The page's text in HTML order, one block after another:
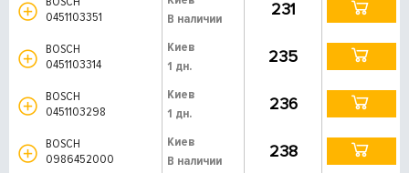
0451103351
В наличии
231
BOSCH
0451103314
Киев
1 дн.
235
BOSCH
0451103298
Киев
1 дн.
236
BOSCH
0986452000
Киев
В наличии
238